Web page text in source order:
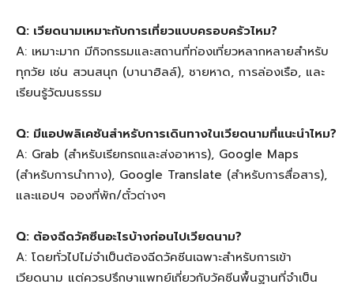
Q: เวียดนามเหมาะกับการเที่ยวแบบครอบครัวไหม?
A: เหมาะมาก มีกิจกรรมและสถานที่ท่องเที่ยวหลากหลายสำหรับ
ทุกวัย เช่น สวนสนุก (บานาฮิลล์), ชายหาด, การล่องเรือ, และ
เรียนรู้วัฒนธรรม
Q: มีแอปพลิเคชันสำหรับการเดินทางในเวียดนามที่แนะนำไหม?
A: Grab (สำหรับเรียกรถและส่งอาหาร), Google Maps
(สำหรับการนำทาง), Google Translate (สำหรับการสื่อสาร),
และแอปฯ จองที่พัก/ตั๋วต่างๆ
Q: ต้องฉีดวัคซีนอะไรบ้างก่อนไปเวียดนาม?
A: โดยทั่วไปไม่จำเป็นต้องฉีดวัคซีนเฉพาะสำหรับการเข้า
เวียดนาม แต่ควรปรึกษาแพทย์เกี่ยวกับวัคซีนพื้นฐานที่จำเป็น